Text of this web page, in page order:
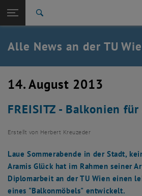
TU Login
Quicklinks
Quicklinks-Menü umschalten
Studium
Karriere
Zurück: Subseiten von TU Wien Startseite
Zurück zur letzten Ebene:
TU Wien Startseite
Übersicht
Alle News an der TU
14. August 2013
FREISITZ - Balkonien
Erstellt von Herbert Kreuzeder
Laue Sommerabende in der Stadt,
Aramis Glück hat im Rahmen seiner
Diplomarbeit an der TU Wien einen
eines "Balkonmöbels" entwickelt.